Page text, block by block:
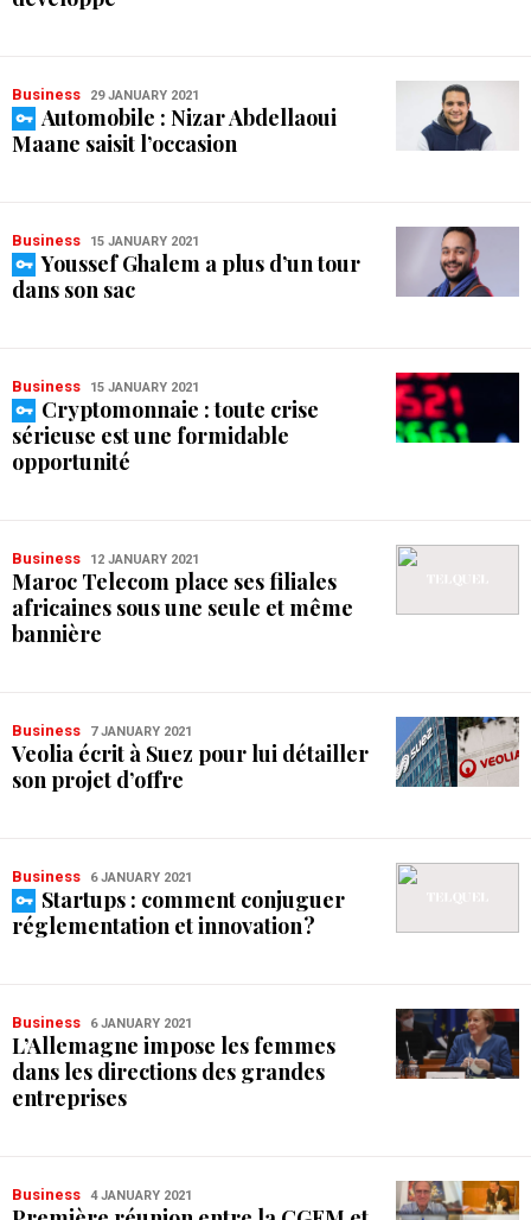
Business 29 JANUARY 2021
Automobile : Nizar Abdellaoui
Maane saisit l’occasion
Business 15 JANUARY 2021
Youssef Ghalem a plus d’un tour
dans son sac
Business 15 JANUARY 2021
Cryptomonnaie : toute crise
sérieuse est une formidable
opportunité
Business 12 JANUARY 2021
Maroc Telecom place ses filiales
africaines sous une seule et même
bannière
Business 7 JANUARY 2021
Veolia écrit à Suez pour lui détailler
son projet d’offre
Business 6 JANUARY 2021
Startups : comment conjuguer
réglementation et innovation ?
Business 6 JANUARY 2021
L’Allemagne impose les femmes
dans les directions des grandes
entreprises
Business 4 JANUARY 2021